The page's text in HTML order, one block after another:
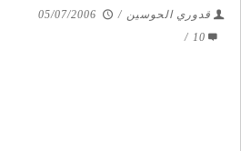
قدوري الحوسين /
05/07/2006
10
/